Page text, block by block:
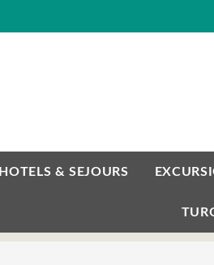
HOTELS & SEJOURS